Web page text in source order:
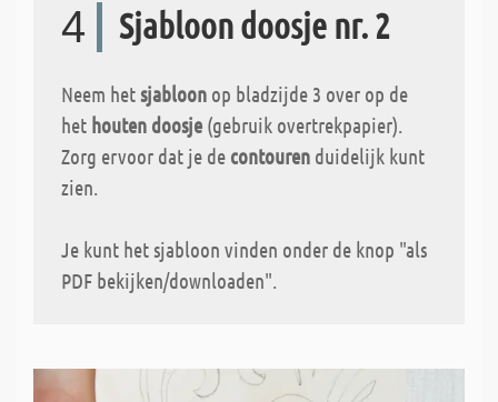
4 Sjabloon doosje nr. 2
Neem hetsjabloon op bladzijde 3 over op de
het houten doosje (gebruik overtrekpapier).
Zorg ervoor dat je de contouren duidelijk kunt
zien.
Je kunt het sjabloon vinden onder de knop "als
PDF bekijken/downloaden".